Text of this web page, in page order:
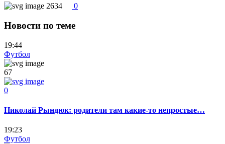
2634 0
Новости по теме
19:44
Футбол
67
0
Николай Рындюк: родители там какие-то непростые…
19:23
Футбол